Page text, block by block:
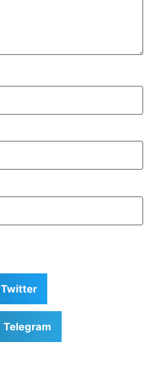
Twitter
Telegram